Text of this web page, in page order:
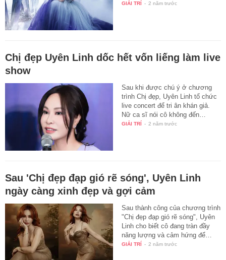
GIẢI TRÍ - 2 năm trước
Chị đẹp Uyên Linh dốc hết vốn liếng làm live
show
Sau khi được chú ý ở chương
trình Chị đẹp, Uyên Linh tổ chức
live concert để tri ân khán giả.
Nữ ca sĩ nói cô không đến…
GIẢI TRÍ - 2 năm trước
Sau 'Chị đẹp đạp gió rẽ sóng', Uyên Linh
ngày càng xinh đẹp và gợi cảm
Sau thành công của chương trình
"Chị đẹp đạp gió rẽ sóng", Uyên
Linh cho biết cô đang tràn đầy
năng lượng và cảm hứng để…
GIẢI TRÍ - 2 năm trước